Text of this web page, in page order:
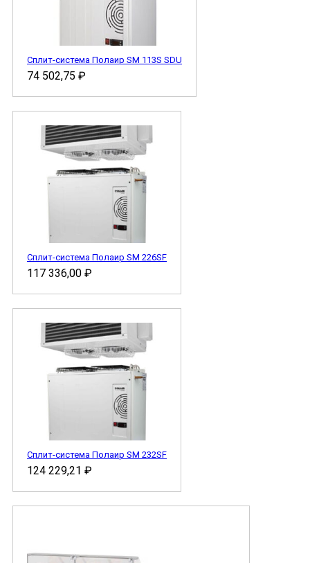
Сплит-система Полаир SM 113S SDU
74 502,75 ₽
Сплит-система Полаир SM 226SF
117 336,00 ₽
Сплит-система Полаир SM 232SF
124 229,21 ₽